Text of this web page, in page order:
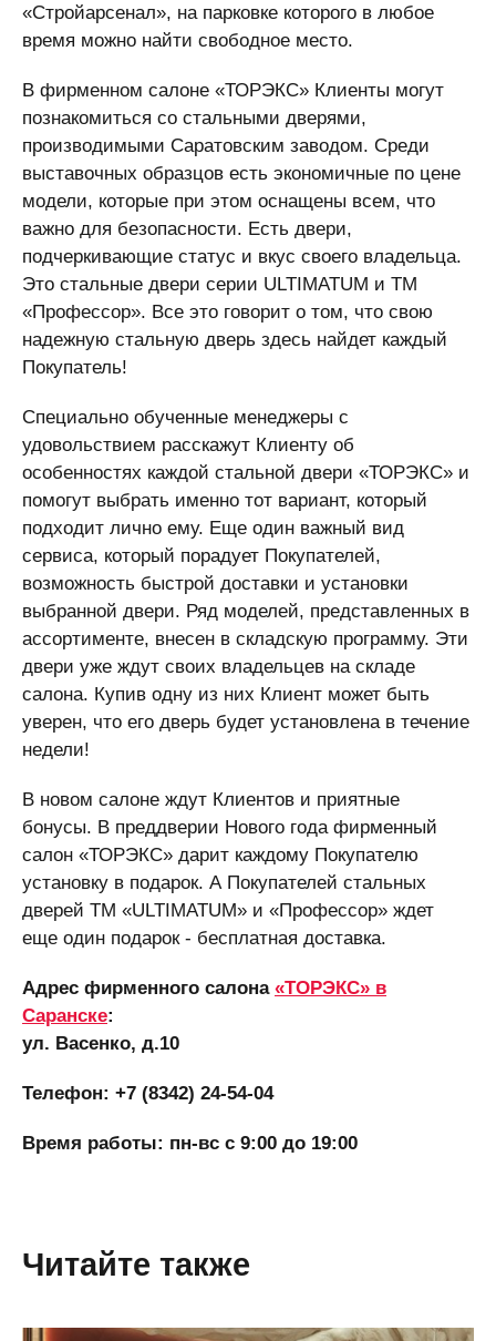
«Стройарсенал», на парковке которого в любое
время можно найти свободное место.
В фирменном салоне «ТОРЭКС» Клиенты могут
познакомиться со стальными дверями,
производимыми Саратовским заводом. Среди
выставочных образцов есть экономичные по цене
модели, которые при этом оснащены всем, что
важно для безопасности. Есть двери,
подчеркивающие статус и вкус своего владельца.
Это стальные двери серии ULTIMATUM и ТМ
«Профессор». Все это говорит о том, что свою
надежную стальную дверь здесь найдет каждый
Покупатель!
Специально обученные менеджеры с
удовольствием расскажут Клиенту об
особенностях каждой стальной двери «ТОРЭКС» и
помогут выбрать именно тот вариант, который
подходит лично ему. Еще один важный вид
сервиса, который порадует Покупателей,
возможность быстрой доставки и установки
выбранной двери. Ряд моделей, представленных в
ассортименте, внесен в складскую программу. Эти
двери уже ждут своих владельцев на складе
салона. Купив одну из них Клиент может быть
уверен, что его дверь будет установлена в течение
недели!
В новом салоне ждут Клиентов и приятные
бонусы. В преддверии Нового года фирменный
салон «ТОРЭКС» дарит каждому Покупателю
установку в подарок. А Покупателей стальных
дверей ТМ «ULTIMATUM» и «Профессор» ждет
еще один подарок - бесплатная доставка.
Адрес фирменного салона «ТОРЭКС» в
Саранске:
ул. Васенко, д.10
Телефон: +7 (8342) 24-54-04
Время работы: пн-вс с 9:00 до 19:00
Читайте также